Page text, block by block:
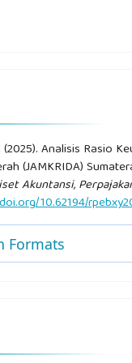
Menteri BUMN
Kesehatan BUMN,
Menteri BUMN
Kesehatan BUMN,
Insani.
Analisis Rasio
(JAMKRIDA)
Akuntansi,
10.62194/
Formats